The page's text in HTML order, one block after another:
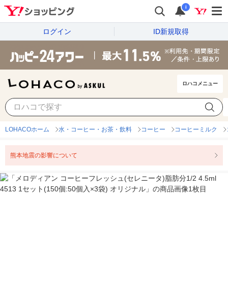
i
ログイン ID新規取得
ロハコメニュー
LOHACOホーム 水・コーヒー・お茶・飲料 コーヒー コーヒーミルク
熊本地震の影響について